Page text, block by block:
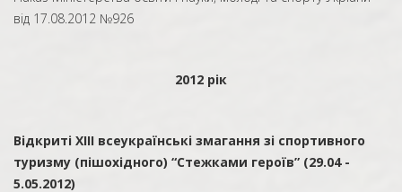
від 17.08.2012 №926
2012 рік
Відкриті XІІІ всеукраїнські змагання зі спортивного
туризму (пішохідного) “Стежками героїв” (29.04 -
5.05.2012)